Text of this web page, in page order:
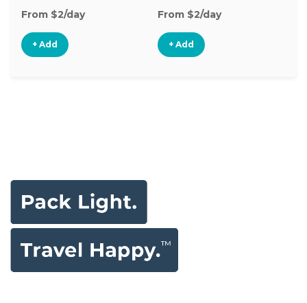
From $2/day
+ Add
From $2/day
+ Add